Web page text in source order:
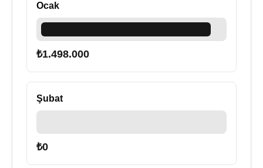
Ocak
₺1.498.000
Şubat
₺0